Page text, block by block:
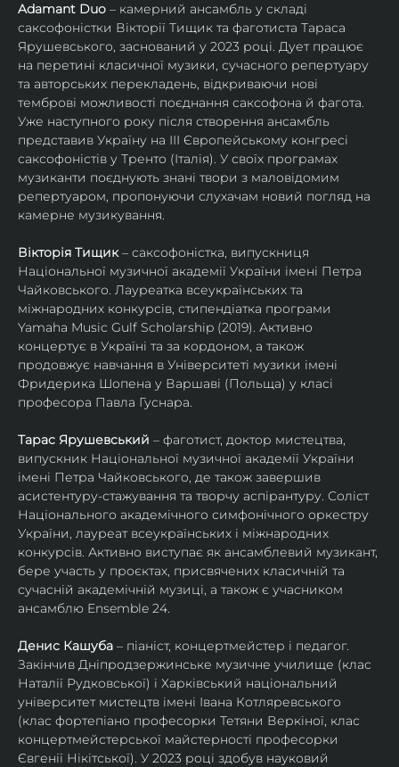
Adamant Duo – камерний ансамбль у складі
саксофоністки Вікторії Тищик та фаготиста Тараса
Ярушевського, заснований у 2023 році. Дует працює
на перетині класичної музики, сучасного репертуару
та авторських перекладень, відкриваючи нові
темброві можливості поєднання саксофона й фагота.
Уже наступного року після створення ансамбль
представив Україну на ІІІ Європейському конгресі
саксофоністів у Тренто (Італія). У своїх програмах
музиканти поєднують знані твори з маловідомим
репертуаром, пропонуючи слухачам новий погляд на
камерне музикування.
Вікторія Тищик – саксофоністка, випускниця
Національної музичної академії України імені Петра
Чайковського. Лауреатка всеукраїнських та
міжнародних конкурсів, стипендіатка програми
Yamaha Music Gulf Scholarship (2019). Активно
концертує в Україні та за кордоном, а також
продовжує навчання в Університеті музики імені
Фридерика Шопена у Варшаві (Польща) у класі
професора Павла Гуснара.
Тарас Ярушевський – фаготист, доктор мистецтва,
випускник Національної музичної академії України
імені Петра Чайковського, де також завершив
асистентуру-стажування та творчу аспірантуру. Соліст
Національного академічного симфонічного оркестру
України, лауреат всеукраїнських і міжнародних
конкурсів. Активно виступає як ансамблевий музикант,
бере участь у проєктах, присвячених класичній та
сучасній академічній музиці, а також є учасником
ансамблю Ensemble 24.
Денис Кашуба – піаніст, концертмейстер і педагог.
Закінчив Дніпродзержинське музичне училище (клас
Наталії Рудковської) і Харківський національний
університет мистецтв імені Івана Котляревського
(клас фортепіано професорки Тетяни Веркіної, клас
концертмейстерської майстерності професорки
Євгенії Нікітської). У 2023 році здобув науковий